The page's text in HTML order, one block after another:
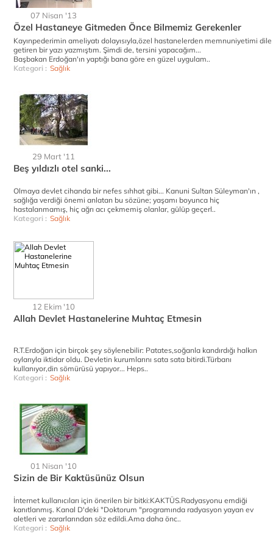
07 Nisan '13
Özel Hastaneye Gitmeden Önce Bilmemiz Gerekenler
Kayınpederimin ameliyatı dolayısıyla,özel hastanelerden memnuniyetimi dile
getiren bir yazı yazmıştım. Şimdi de, tersini yapacağım...
Başbakan Erdoğan'ın yaptığı bana göre en güzel uygulam..
Kategori : Sağlık
29 Mart '11
Beş yıldızlı otel sanki...
Olmaya devlet cihanda bir nefes sıhhat gibi... Kanuni Sultan Süleyman'ın ,
sağlığa verdiği önemi anlatan bu sözüne; yaşamı boyunca hiç
hastalanmamış, hiç ağrı acı çekmemiş olanlar, gülüp geçerl..
Kategori : Sağlık
12 Ekim '10
Allah Devlet Hastanelerine Muhtaç Etmesin
R.T.Erdoğan için birçok şey söylenebilir: Patates,soğanla kandırdığı halkın
oylarıyla iktidar oldu. Devletin kurumlarını sata sata bitirdi.Türbanı
kullanıyor,din sömürüsü yapıyor... Heps..
Kategori : Sağlık
01 Nisan '10
Sizin de Bir Kaktüsünüz Olsun
İnternet kullanıcıları için önerilen bir bitki:KAKTÜS.Radyasyonu emdiği
kanıtlanmış. Kanal D'deki "Doktorum "programında radyasyon yayan ev
aletleri ve zararlarından söz edildi.Ama daha önc..
Kategori : Sağlık